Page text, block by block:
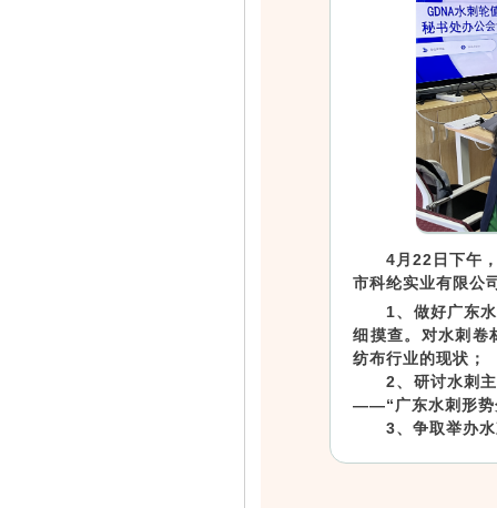
4月22日下午
市科纶实业有限公
1、做好广东
细摸查。对水刺卷
纺布行业的现状；
2、研讨水刺
——“广东水刺形势
3、争取举办